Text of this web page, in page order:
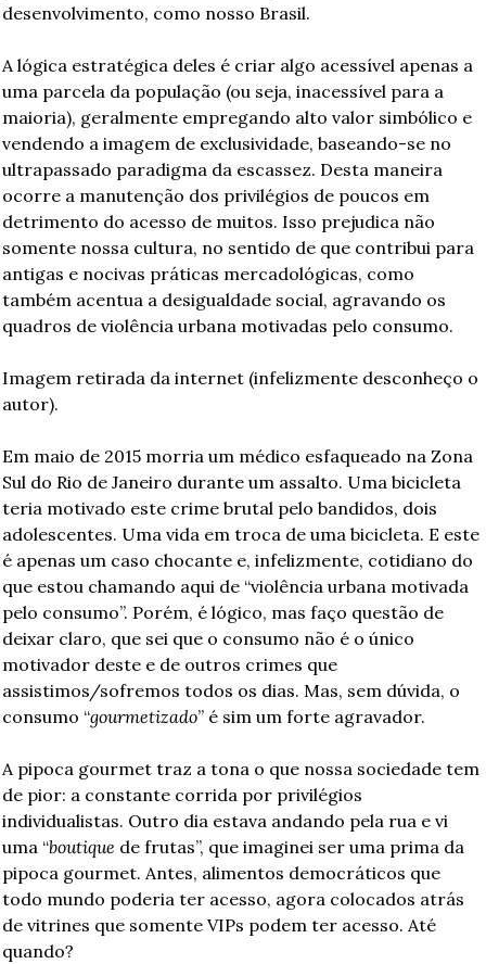
desenvolvimento, como nosso Brasil.
A lógica estratégica deles é criar algo acessível apenas a
uma parcela da população (ou seja, inacessível para a
maioria), geralmente empregando alto valor simbólico e
vendendo a imagem de exclusividade, baseando-se no
ultrapassado paradigma da escassez. Desta maneira
ocorre a manutenção dos privilégios de poucos em
detrimento do acesso de muitos. Isso prejudica não
somente nossa cultura, no sentido de que contribui para
antigas e nocivas práticas mercadológicas, como
também acentua a desigualdade social, agravando os
quadros de violência urbana motivadas pelo consumo.
Imagem retirada da internet (infelizmente desconheço o
autor).
Em maio de 2015 morria um médico esfaqueado na Zona
Sul do Rio de Janeiro durante um assalto. Uma bicicleta
teria motivado este crime brutal pelo bandidos, dois
adolescentes. Uma vida em troca de uma bicicleta. E este
é apenas um caso chocante e, infelizmente, cotidiano do
que estou chamando aqui de “violência urbana motivada
pelo consumo”. Porém, é lógico, mas faço questão de
deixar claro, que sei que o consumo não é o único
motivador deste e de outros crimes que
assistimos/sofremos todos os dias. Mas, sem dúvida, o
consumo “gourmetizado” é sim um forte agravador.
A pipoca gourmet traz a tona o que nossa sociedade tem
de pior: a constante corrida por privilégios
individualistas. Outro dia estava andando pela rua e vi
uma “boutique de frutas”, que imaginei ser uma prima da
pipoca gourmet. Antes, alimentos democráticos que
todo mundo poderia ter acesso, agora colocados atrás
de vitrines que somente VIPs podem ter acesso. Até
quando?